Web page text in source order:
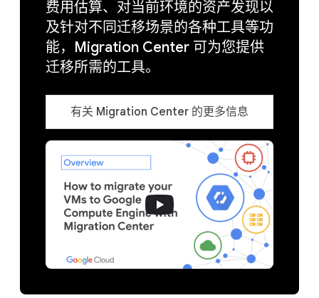
费用估算、对当前环境的资产发现以
及针对不同迁移场景的各种工具等功
能，Migration Center 可为您提供
迁移所需的工具。
有关 Migration Center 的更多信息